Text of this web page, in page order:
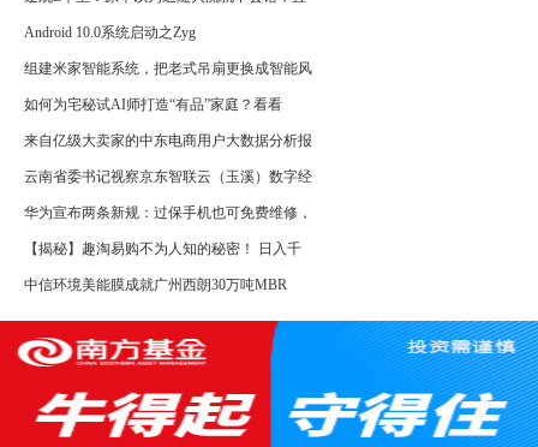
Android 10.0系统启动之Zyg
组建米家智能系统，把老式吊扇更换成智能风
如何为宅秘试AI师打造“有品”家庭？看看
来自亿级大卖家的中东电商用户大数据分析报
云南省委书记视察京东智联云（玉溪）数字经
华为宣布两条新规：过保手机也可免费维修，
【揭秘】趣淘易购不为人知的秘密！ 日入千
中信环境美能膜成就广州西朗30万吨MBR